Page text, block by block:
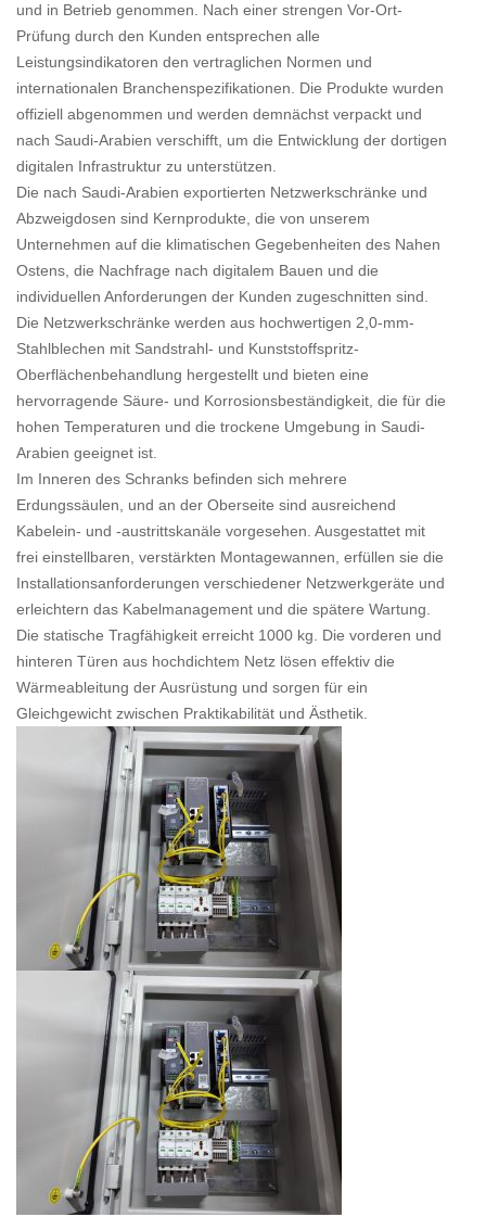
und in Betrieb genommen. Nach einer strengen Vor-Ort-
Prüfung durch den Kunden entsprechen alle
Leistungsindikatoren den vertraglichen Normen und
internationalen Branchenspezifikationen. Die Produkte wurden
offiziell abgenommen und werden demnächst verpackt und
nach Saudi-Arabien verschifft, um die Entwicklung der dortigen
digitalen Infrastruktur zu unterstützen.
Die nach Saudi-Arabien exportierten Netzwerkschränke und
Abzweigdosen sind Kernprodukte, die von unserem
Unternehmen auf die klimatischen Gegebenheiten des Nahen
Ostens, die Nachfrage nach digitalem Bauen und die
individuellen Anforderungen der Kunden zugeschnitten sind.
Die Netzwerkschränke werden aus hochwertigen 2,0-mm-
Stahlblechen mit Sandstrahl- und Kunststoffspritz-
Oberflächenbehandlung hergestellt und bieten eine
hervorragende Säure- und Korrosionsbeständigkeit, die für die
hohen Temperaturen und die trockene Umgebung in Saudi-
Arabien geeignet ist.
Im Inneren des Schranks befinden sich mehrere
Erdungssäulen, und an der Oberseite sind ausreichend
Kabelein- und -austrittskanäle vorgesehen. Ausgestattet mit
frei einstellbaren, verstärkten Montagewannen, erfüllen sie die
Installationsanforderungen verschiedener Netzwerkgeräte und
erleichtern das Kabelmanagement und die spätere Wartung.
Die statische Tragfähigkeit erreicht 1000 kg. Die vorderen und
hinteren Türen aus hochdichtem Netz lösen effektiv die
Wärmeableitung der Ausrüstung und sorgen für ein
Gleichgewicht zwischen Praktikabilität und Ästhetik.